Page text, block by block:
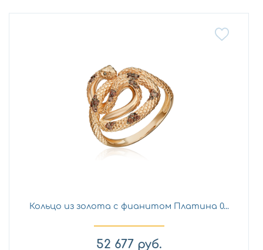
Кольцо из золота с фианитом Платина 0...
52 677 руб.